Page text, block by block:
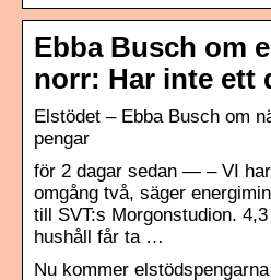
Ebba Busch om
norr: Har inte ett
Elstödet – Ebba Busch om
pengar
för 2 dagar sedan — – VI
omgång två, säger
till SVT:s Morgonstudion.
hushåll får ta …
Nu kommer